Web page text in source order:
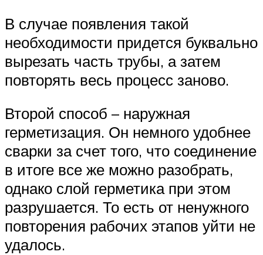
В случае появления такой
необходимости придется буквально
вырезать часть трубы, а затем
повторять весь процесс заново.
Второй способ – наружная
герметизация. Он немного удобнее
сварки за счет того, что соединение
в итоге все же можно разобрать,
однако слой герметика при этом
разрушается. То есть от ненужного
повторения рабочих этапов уйти не
удалось.